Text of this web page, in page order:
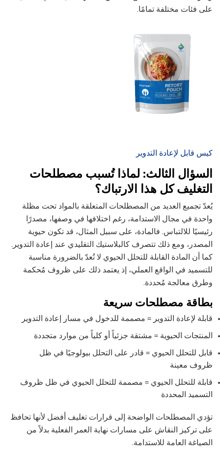
على فئات مختلفة تمامًا.
كيس قابل لإعادة التدوير
السؤال الثالث: لماذا تُسبب مصطلحات
التغليف كل هذا الارتباك؟
يُعدّ تجميع العديد من المصطلحات المتعلقة بالمواد تحت مظلة
واحدة في مجال الاستدامة، رغم اختلافها في وصفها، مصدرًا
رئيسيًا للالتباس. فالمادة، على سبيل المثال، قد تكون حيوية
المصدر، ومع ذلك تتصرف كالبلاستيك التقليدي عند إعادة التدوير.
كما أن المادة القابلة للتحلل الحيوي لا تُعدّ بالضرورة مناسبة
للتسميد في الواقع العملي، إذ يعتمد ذلك على ظروف مُحكمة
وطرق معالجة مُحددة.
بطاقة مصطلحات سريعة
قابلة لإعادة التدوير = مصممة للدخول في مسار إعادة التدوير
المنتجات الحيوية = مشتقة جزئياً أو كلياً من موارد متجددة
قابل للتحلل الحيوي = قادر على التحلل بيولوجيًا في ظل
ظروف معينة
قابلة للتحلل الحيوي = مصممة للتحلل الحيوي في ظل ظروف
التسميد المحددة
تؤدي المصطلحات الواضحة إلى قرارات تغليف أفضل لأنها تحافظ
على تركيز النقاش على مسارات نهاية العمر الفعلية بدلاً من
الصياغة العامة للاستدامة.